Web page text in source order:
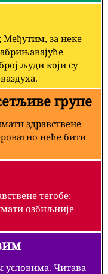
Међутим, за неке
људи који су
групе
здравствене
неће бити
тегобе;
озбиљније
условима. Читава